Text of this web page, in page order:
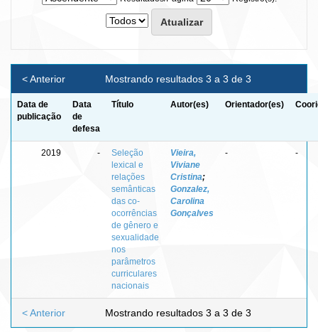
Mostrando resultados 3 a 3 de 3
< Anterior
Data de
publicação
Data
de
defesa
Título Autor(es) Orientador(es)
2019 -
Seleção
lexical e
relações
semânticas
das co-
ocorrências
de gênero e
sexualidade
nos
parâmetros
curriculares
nacionais
Vieira,
Viviane
Cristina;
Gonzalez,
Carolina
Gonçalves
- -
Mostrando resultados 3 a 3 de 3
< Anterior